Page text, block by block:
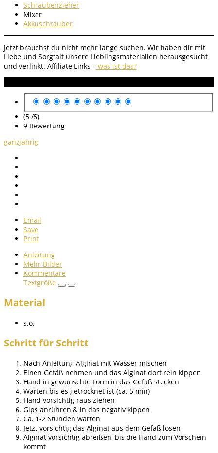
Schraubenzieher
Mixer
Akkuschrauber
Jetzt brauchst du nicht mehr lange suchen. Wir haben dir mit
Liebe und Sorgfalt unsere Lieblingsmaterialien herausgesucht
und verlinkt. Affiliate Links – was ist das?
(5 /5)
9 Bewertung
ganzjährig
Email
Save
Print
Anleitung
Mehr Bilder
Kommentare
Textgröße
Material
s.o.
Schritt für Schritt
Nach Anleitung Alginat mit Wasser mischen
Einen Gefäß nehmen und das Alginat dort rein kippen
Hand in gewünschte Form in das Gefäß stecken
Warten bis es getrocknet ist (ca. 5 min)
Hand vorsichtig raus ziehen
Gips anrühren & in das negativ kippen
Ca. 1-2 Stunden warten
Jetzt vorsichtig das Alginat aus dem Gefäß lösen
Alginat vorsichtig abreißen, bis die Hand zum Vorschein
kommt